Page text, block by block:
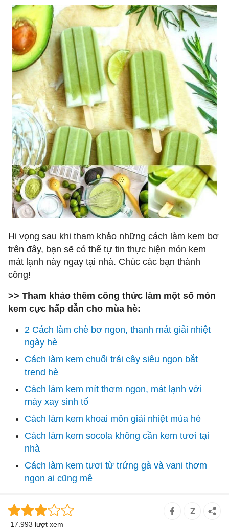
Hi vọng sau khi tham khảo những cách làm kem bơ
trên đây, bạn sẽ có thể tự tin thực hiện món kem
mát lạnh này ngay tại nhà. Chúc các bạn thành
công!
>> Tham khảo thêm công thức làm một số món
kem cực hấp dẫn cho mùa hè:
2 Cách làm chè bơ ngon, thanh mát giải nhiệt
ngày hè
Cách làm kem chuối trái cây siêu ngon bắt
trend hè
Cách làm kem mít thơm ngon, mát lạnh với
máy xay sinh tố
Cách làm kem khoai môn giải nhiệt mùa hè
Cách làm kem socola không cần kem tươi tại
nhà
Cách làm kem tươi từ trứng gà và vani thơm
ngon ai cũng mê
17.993 lượt xem